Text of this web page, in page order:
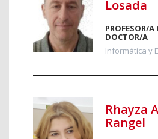
Losada
PROFESOR/
DOCTOR/A
Informática y
Rhayza
Rangel